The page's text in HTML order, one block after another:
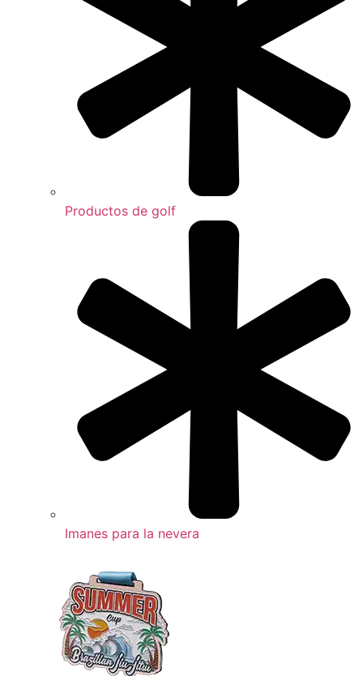
Productos de golf
Imanes para la nevera